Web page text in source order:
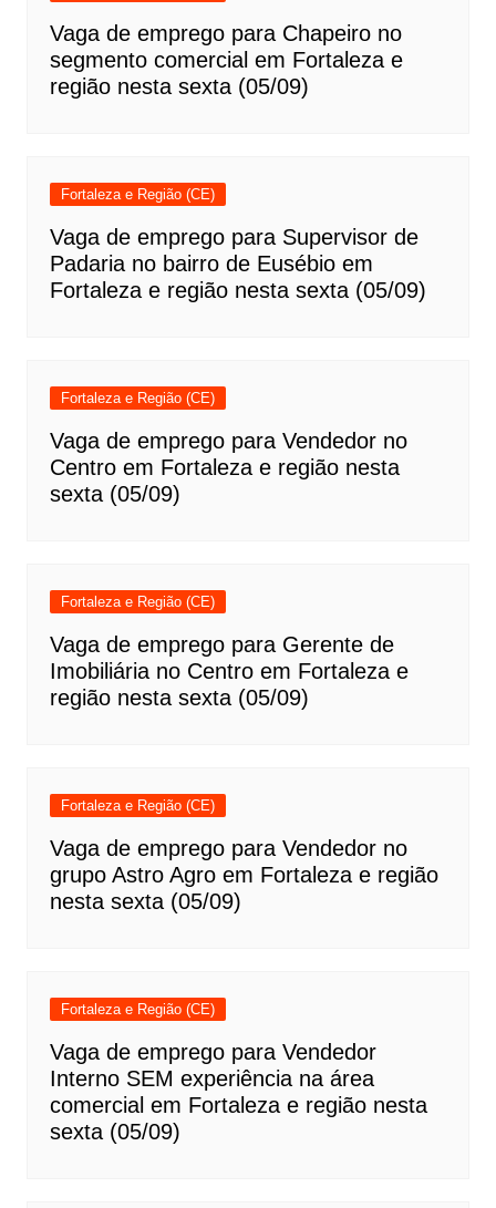
Vaga de emprego para Chapeiro no
segmento comercial em Fortaleza e
região nesta sexta (05/09)
Fortaleza e Região (CE)
Vaga de emprego para Supervisor de
Padaria no bairro de Eusébio em
Fortaleza e região nesta sexta (05/09)
Fortaleza e Região (CE)
Vaga de emprego para Vendedor no
Centro em Fortaleza e região nesta
sexta (05/09)
Fortaleza e Região (CE)
Vaga de emprego para Gerente de
Imobiliária no Centro em Fortaleza e
região nesta sexta (05/09)
Fortaleza e Região (CE)
Vaga de emprego para Vendedor no
grupo Astro Agro em Fortaleza e região
nesta sexta (05/09)
Fortaleza e Região (CE)
Vaga de emprego para Vendedor
Interno SEM experiência na área
comercial em Fortaleza e região nesta
sexta (05/09)